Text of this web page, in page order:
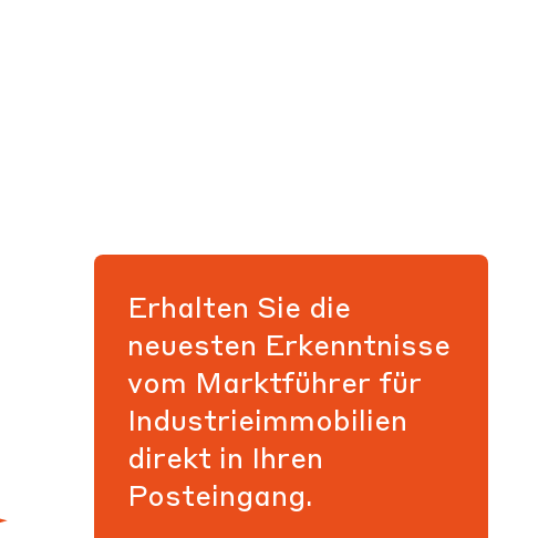
Erhalten Sie die
neuesten Erkenntnisse
vom Marktführer für
Industrieimmobilien
direkt in Ihren
Posteingang.